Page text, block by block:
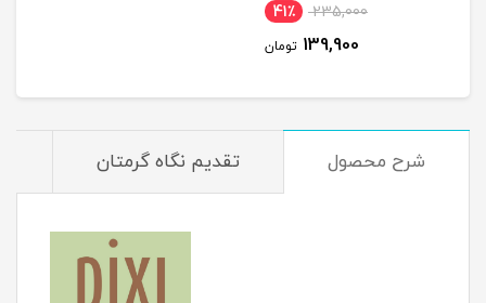
235,000 41٪
139,900 تومان
شرح محصول تقدیم نگاه گرمتان